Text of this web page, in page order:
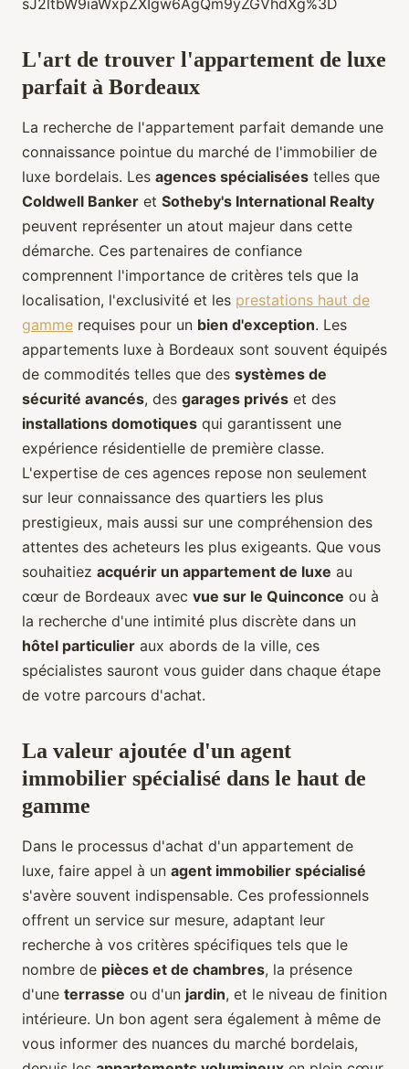
L'art de trouver l'appartement de luxe
parfait à Bordeaux
La recherche de l'appartement parfait demande une
connaissance pointue du marché de l'immobilier de
luxe bordelais. Les agences spécialisées telles que
Coldwell Banker et Sotheby's International Realty
peuvent représenter un atout majeur dans cette
démarche. Ces partenaires de confiance
comprennent l'importance de critères tels que la
localisation, l'exclusivité et les prestations haut de
gamme requises pour un bien d'exception. Les
appartements luxe à Bordeaux sont souvent équipés
de commodités telles que des systèmes de
sécurité avancés, des garages privés et des
installations domotiques qui garantissent une
expérience résidentielle de première classe.
L'expertise de ces agences repose non seulement
sur leur connaissance des quartiers les plus
prestigieux, mais aussi sur une compréhension des
attentes des acheteurs les plus exigeants. Que vous
souhaitiez acquérir un appartement de luxe au
cœur de Bordeaux avec vue sur le Quinconce ou à
la recherche d'une intimité plus discrète dans un
hôtel particulier aux abords de la ville, ces
spécialistes sauront vous guider dans chaque étape
de votre parcours d'achat.
La valeur ajoutée d'un agent
immobilier spécialisé dans le haut de
gamme
Dans le processus d'achat d'un appartement de
luxe, faire appel à un agent immobilier spécialisé
s'avère souvent indispensable. Ces professionnels
offrent un service sur mesure, adaptant leur
recherche à vos critères spécifiques tels que le
nombre de pièces et de chambres, la présence
d'une terrasse ou d'un jardin, et le niveau de finition
intérieure. Un bon agent sera également à même de
vous informer des nuances du marché bordelais,